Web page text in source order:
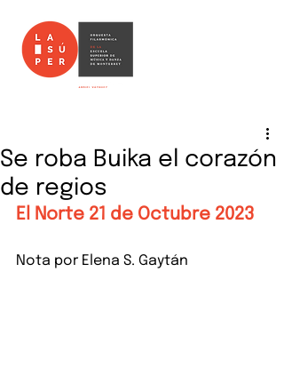
Se roba Buika el corazón
de regios
El Norte 21 de Octubre 2023
Nota por Elena S. Gaytán